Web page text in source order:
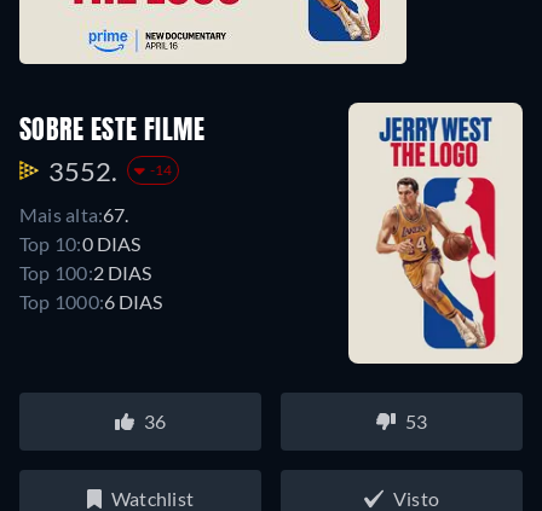
SOBRE ESTE FILME
3552. -14
Mais alta:67.
Top 10:0 DIAS
Top 100:2 DIAS
Top 1000:6 DIAS
36 53
Watchlist Visto